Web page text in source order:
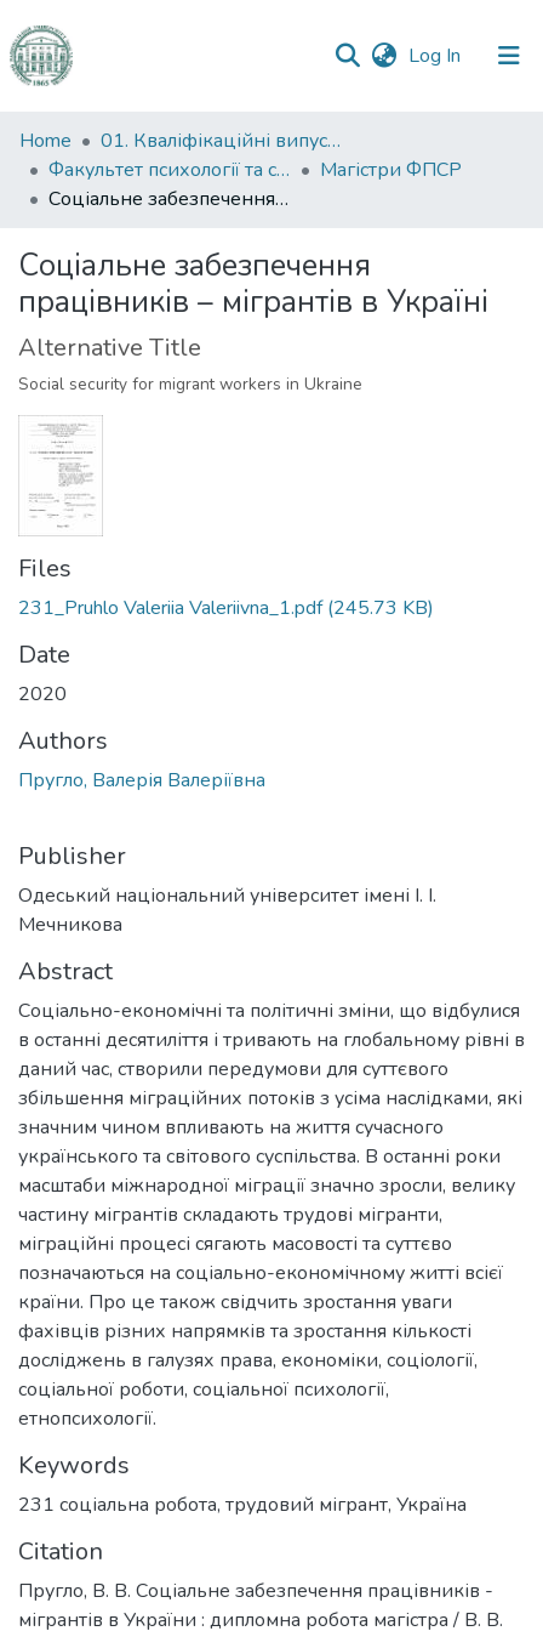
Log In (current)
Communities
&
Collections
Statistics
Home
01. Кваліфікаційні випускні роботи здобувачів вищої освіти
Факультет психології та соціальної роботи
Магістри ФПСР
Соціальне забезпечення працівників – мігрантів в Україні
Соціальне забезпечення
працівників – мігрантів в Україні
Alternative Title
Social security for migrant workers in Ukraine
Files
231_Pruhlo Valeriia Valeriivna_1.pdf(245.73 KB)
Date
2020
Authors
Пругло, Валерія Валеріївна
Publisher
Одеський національний університет імені І. І.
Мечникова
Abstract
Соціально-економічні та політичні зміни, що відбулися
в останні десятиліття і тривають на глобальному рівні в
даний час, створили передумови для суттєвого
збільшення міграційних потоків з усіма наслідками, які
значним чином впливають на життя сучасного
українського та світового суспільства. В останні роки
масштаби міжнародної міграції значно зросли, велику
частину мігрантів складають трудові мігранти,
міграційні процесі сягають масовості та суттєво
позначаються на соціально-економічному житті всієї
країни. Про це також свідчить зростання уваги
фахівців різних напрямків та зростання кількості
досліджень в галузях права, економіки, соціології,
соціальної роботи, соціальної психології,
етнопсихології.
Keywords
231 соціальна робота, трудовий мігрант, Україна
Citation
Пругло, В. В. Соціальне забезпечення працівників -
мігрантів в України : дипломна робота магістра / В. В.